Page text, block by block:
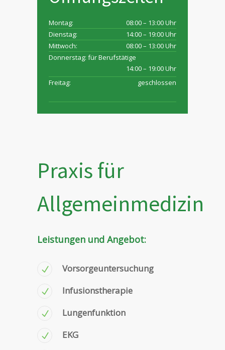
Montag:
08:00 – 13:00 Uhr
Dienstag:
14:00 – 19:00 Uhr
Mittwoch:
08:00 – 13:00 Uhr
Donnerstag: für Berufstätige
14:00 – 19:00 Uhr
Freitag:
geschlossen
Praxis für
Allgemeinmedizin
Leistungen und Angebot:
Vorsorgeuntersuchung
Infusionstherapie
Lungenfunktion
EKG